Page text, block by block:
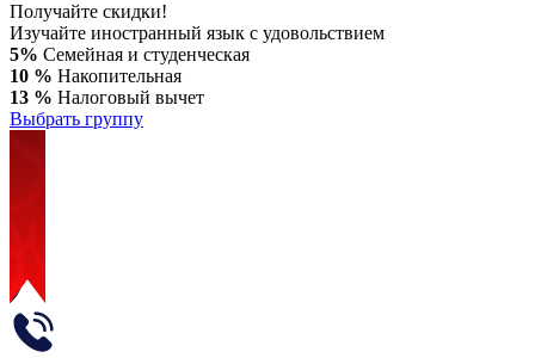
Получайте скидки!
Изучайте иностранный язык с удовольствием
5% Семейная и студенческая
10 % Накопительная
13 % Налоговый вычет
Выбрать группу